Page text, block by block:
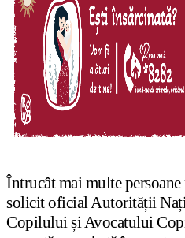
Întrucât mai multe
solicit oficial Autorității
Copilului și Avocatului